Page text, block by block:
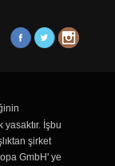
yasaktır. İşbu
şirket
GmbH' ye